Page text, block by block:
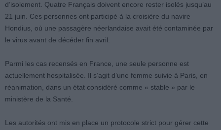
d’isolement. Quatre Français doivent encore rester isolés jusqu’au
21 juin. Ces personnes ont participé à la croisière du navire
Hondius, où une passagère néerlandaise avait été contaminée par
le virus avant de décéder fin avril.
Parmi les cas recensés en France, une seule personne est
actuellement hospitalisée. Il s’agit d’une femme suivie à Paris, en
réanimation, dans un état considéré comme « stable » par le
ministère de la Santé.
Les autorités ont mis en place un protocole strict pour gérer cette